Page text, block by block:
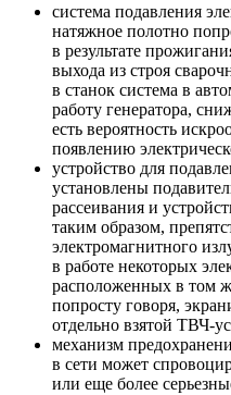
система подавления
натяжное полотно
в результате
выхода из строя
в станок система в
работу генератора,
есть вероятность
появлению
устройство для
установлены
рассеивания и
таким образом,
электромагнитного
в работе некоторых
расположенных в том
попросту говоря,
отдельно взятой ТВЧ-
механизм
в сети может
или еще более